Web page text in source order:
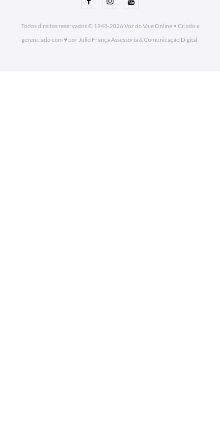
Todos direitos reservados © 1948-2026Voz do Vale Online• Criado e
gerenciado com ♥ por Julio França Assessoria& Comunicação Digital.